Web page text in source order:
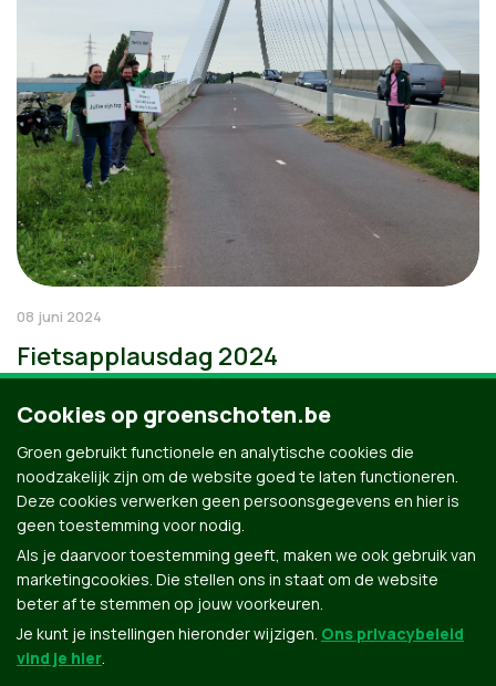
08 juni 2024
Fietsapplausdag 2024
Cookies op groenschoten.be
Groen gebruikt functionele en analytische cookies die
noodzakelijk zijn om de website goed te laten functioneren.
Deze cookies verwerken geen persoonsgegevens en hier is
geen toestemming voor nodig.
Als je daarvoor toestemming geeft, maken we ook gebruik van
marketingcookies. Die stellen ons in staat om de website
beter af te stemmen op jouw voorkeuren.
Je kunt je instellingen hieronder wijzigen. Ons privacybeleid
vind je hier.